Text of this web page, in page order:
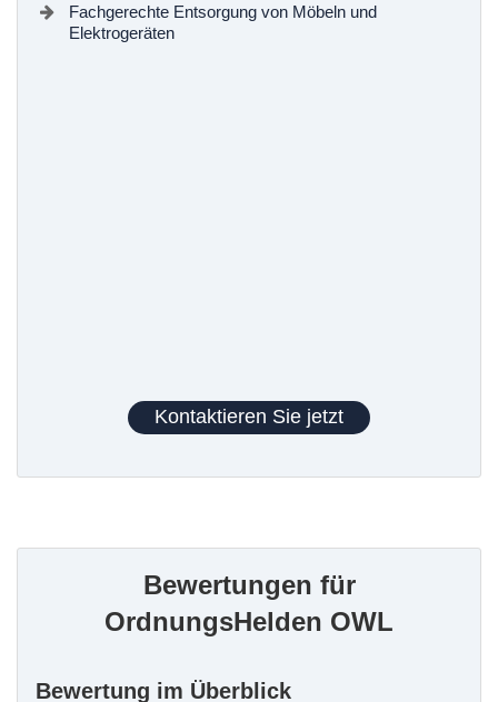
Fachgerechte Entsorgung von Möbeln und
Elektrogeräten
Kontaktieren Sie jetzt
Bewertungen für
OrdnungsHelden OWL
Bewertung im Überblick